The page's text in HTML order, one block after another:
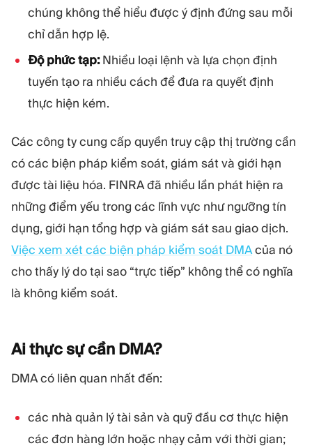
chúng không thể hiểu được ý định đứng sau mỗi
chỉ dẫn hợp lệ.
Độ phức tạp:Nhiều loại lệnh và lựa chọn định
tuyến tạo ra nhiều cách để đưa ra quyết định
thực hiện kém.
Các công ty cung cấp quyền truy cập thị trường cần
có các biện pháp kiểm soát, giám sát và giới hạn
được tài liệu hóa. FINRA đã nhiều lần phát hiện ra
những điểm yếu trong các lĩnh vực như ngưỡng tín
dụng, giới hạn tổng hợp và giám sát sau giao dịch.
Việc xem xét các biện pháp kiểm soát DMAcủa nó
cho thấy lý do tại sao “trực tiếp” không thể có nghĩa
là không kiểm soát.
Ai thực sự cần DMA?
DMA có liên quan nhất đến:
các nhà quản lý tài sản và quỹ đầu cơ thực hiện
các đơn hàng lớn hoặc nhạy cảm với thời gian;